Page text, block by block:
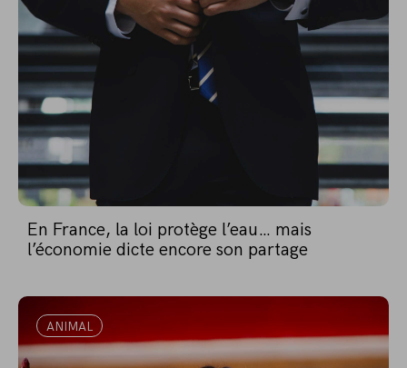
En France, la loi protège l’eau… mais
l’économie dicte encore son partage
ANIMAL